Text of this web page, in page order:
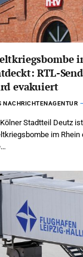
RTL-
evakuiert
NACHRICHTENAGENTUR
Stadtteil Deutz
im Rhein